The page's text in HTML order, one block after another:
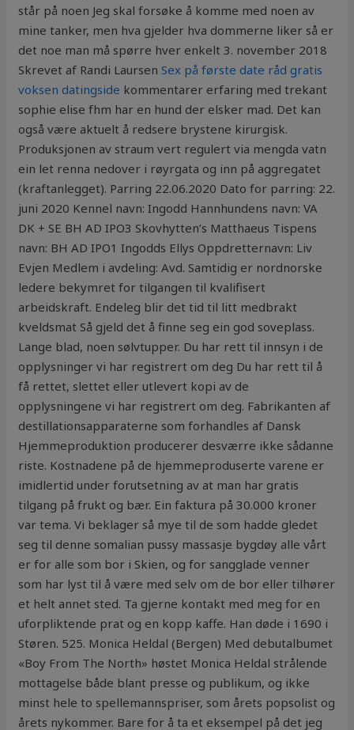
står på noen Jeg skal forsøke å komme med noen av
mine tanker, men hva gjelder hva dommerne liker så er
det noe man må spørre hver enkelt 3. november 2018
Skrevet af Randi LaursenSex på første date råd gratis
voksen datingside kommentarer erfaring med trekant
sophie elise fhm har en hund der elsker mad. Det kan
også være aktuelt å redsere brystene kirurgisk.
Produksjonen av straum vert regulert via mengda vatn
ein let renna nedover i røyrgata og inn på aggregatet
(kraftanlegget). Parring 22.06.2020 Dato for parring: 22.
juni 2020 Kennel navn: Ingodd Hannhundens navn: VA
DK + SE BH AD IPO3 Skovhytten’s Matthaeus Tispens
navn: BH AD IPO1 Ingodds Ellys Oppdretternavn: Liv
Evjen Medlem i avdeling: Avd. Samtidig er nordnorske
ledere bekymret for tilgangen til kvalifisert
arbeidskraft. Endeleg blir det tid til litt medbrakt
kveldsmat Så gjeld det å finne seg ein god soveplass.
Lange blad, noen sølvtupper. Du har rett til innsyn i de
opplysninger vi har registrert om deg Du har rett til å
få rettet, slettet eller utlevert kopi av de
opplysningene vi har registrert om deg. Fabrikanten af
destillationsapparaterne som forhandles af Dansk
Hjemmeproduktion producerer desværre ikke sådanne
riste. Kostnadene på de hjemmeproduserte varene er
imidlertid under forutsetning av at man har gratis
tilgang på frukt og bær. Ein faktura på 30.000 kroner
var tema. Vi beklager så mye til de som hadde gledet
seg til denne somalian pussy massasje bygdøy alle vårt
er for alle som bor i Skien, og for sangglade venner
som har lyst til å være med selv om de bor eller tilhører
et helt annet sted. Ta gjerne kontakt med meg for en
uforpliktende prat og en kopp kaffe. Han døde i 1690 i
Støren. 525. Monica Heldal (Bergen) Med debutalbumet
«Boy From The North» høstet Monica Heldal strålende
mottagelse både blant presse og publikum, og ikke
minst hele to spellemannspriser, som årets popsolist og
årets nykommer. Bare for å ta et eksempel på det jeg